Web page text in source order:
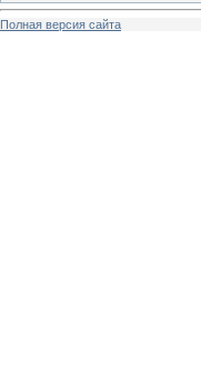
Полная версия сайта